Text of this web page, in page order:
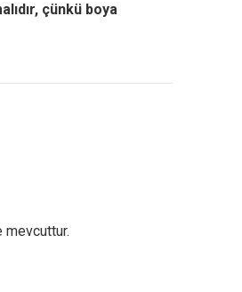
çünkü boya
mevcuttur.